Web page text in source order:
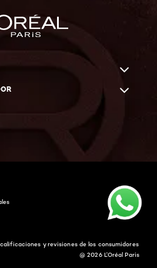
y revisiones de los consumidores
@ 2026 L'Oréal Paris